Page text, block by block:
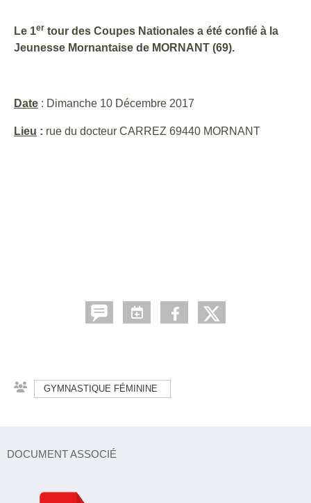
Le 1er tour des Coupes Nationales a été confié à la
Jeunesse Mornantaise de MORNANT (69).
Date : Dimanche 10 Décembre 2017
Lieu : rue du docteur CARREZ 69440 MORNANT
GYMNASTIQUE FÉMININE
DOCUMENT ASSOCIÉ